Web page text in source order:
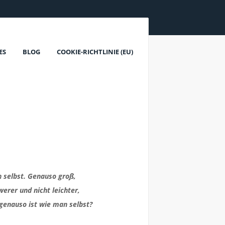
BLOG COOKIE-RICHTLINIE (EU)
Genauso groß,
und nicht leichter,
ist wie man selbst?